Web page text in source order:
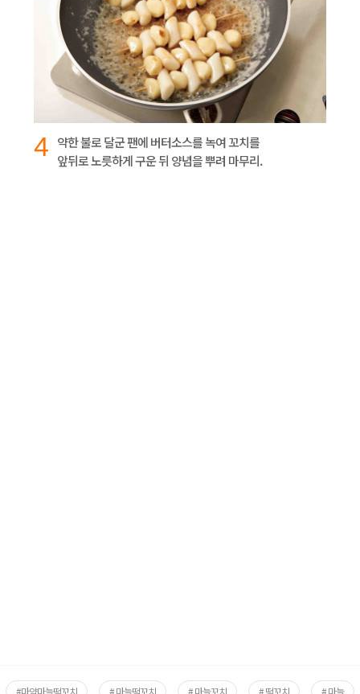
4 약한 불로 달군 팬에 버터소스를 녹여 꼬치를
앞뒤로 노릇하게 구운 뒤 양념을 뿌려 마무리.
#마약마늘떡꼬치 # 마늘떡꼬치 # 마늘꼬치 # 떡꼬치 # 마늘